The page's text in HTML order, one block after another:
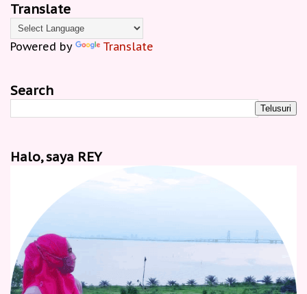
Translate
Powered by Translate
Search
Halo, saya REY